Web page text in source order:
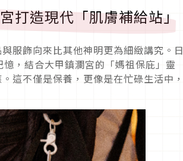
打造現代「肌膚補給站」
服飾向來比其他神明更為細緻講究。日
，結合大甲鎮瀾宮的「媽祖保庇」靈
這不僅是保養，更像是在忙碌生活中，